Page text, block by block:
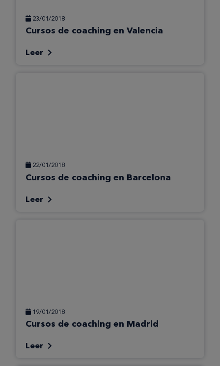
23/01/2018
Cursos de coaching en Valencia
Leer
22/01/2018
Cursos de coaching en Barcelona
Leer
19/01/2018
Cursos de coaching en Madrid
Leer